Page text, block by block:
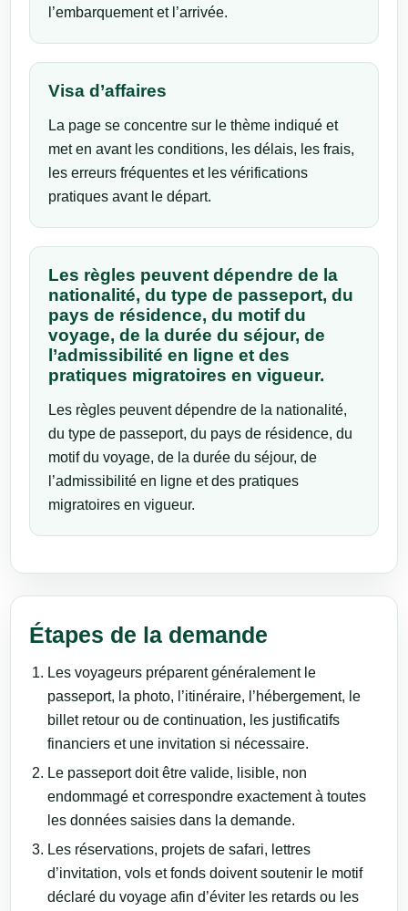
l’embarquement et l’arrivée.
Visa d’affaires
La page se concentre sur le thème indiqué et
met en avant les conditions, les délais, les frais,
les erreurs fréquentes et les vérifications
pratiques avant le départ.
Les règles peuvent dépendre de la
nationalité, du type de passeport, du
pays de résidence, du motif du
voyage, de la durée du séjour, de
l’admissibilité en ligne et des
pratiques migratoires en vigueur.
Les règles peuvent dépendre de la nationalité,
du type de passeport, du pays de résidence, du
motif du voyage, de la durée du séjour, de
l’admissibilité en ligne et des pratiques
migratoires en vigueur.
Étapes de la demande
Les voyageurs préparent généralement le
passeport, la photo, l’itinéraire, l’hébergement, le
billet retour ou de continuation, les justificatifs
financiers et une invitation si nécessaire.
Le passeport doit être valide, lisible, non
endommagé et correspondre exactement à toutes
les données saisies dans la demande.
Les réservations, projets de safari, lettres
d’invitation, vols et fonds doivent soutenir le motif
déclaré du voyage afin d’éviter les retards ou les